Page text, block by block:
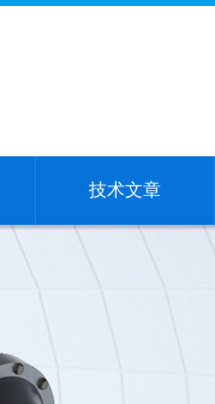
技术文章